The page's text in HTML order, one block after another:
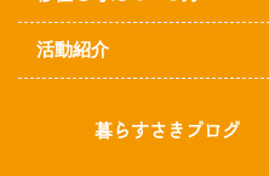
活動紹介
暮らすさきブログ